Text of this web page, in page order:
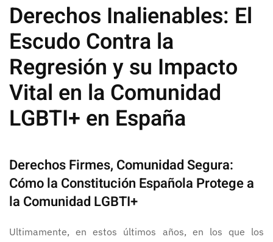
Derechos Inalienables: El
Escudo Contra la
Regresión y su Impacto
Vital en la Comunidad
LGBTI+ en España
Derechos Firmes, Comunidad Segura:
Cómo la Constitución Española Protege a
la Comunidad LGBTI+
Ultimamente, en estos últimos años, en los que los